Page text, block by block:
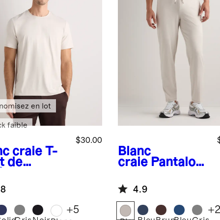
craie T-
de
$30.00
en lot
faible
+5
Blanc
craie Pantalon
performance
en Flowknit
4.9
+